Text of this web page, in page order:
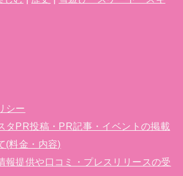
シー
タPR投稿・PR記事・イベントの掲載
(料金・内容)
報提供や口コミ・プレスリリースの受